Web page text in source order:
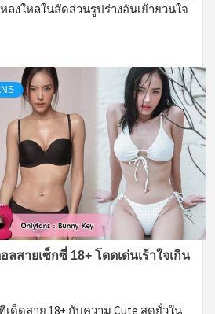
ลงใหลในสัดส่วนรูปร่างอันเย้ายวนใจ
ลสายเซ็กซี่ 18+ โดดเด่นเร้าใจเกิน
เด็ดสาย 18+ กับความ Cute สุดยั่วใน